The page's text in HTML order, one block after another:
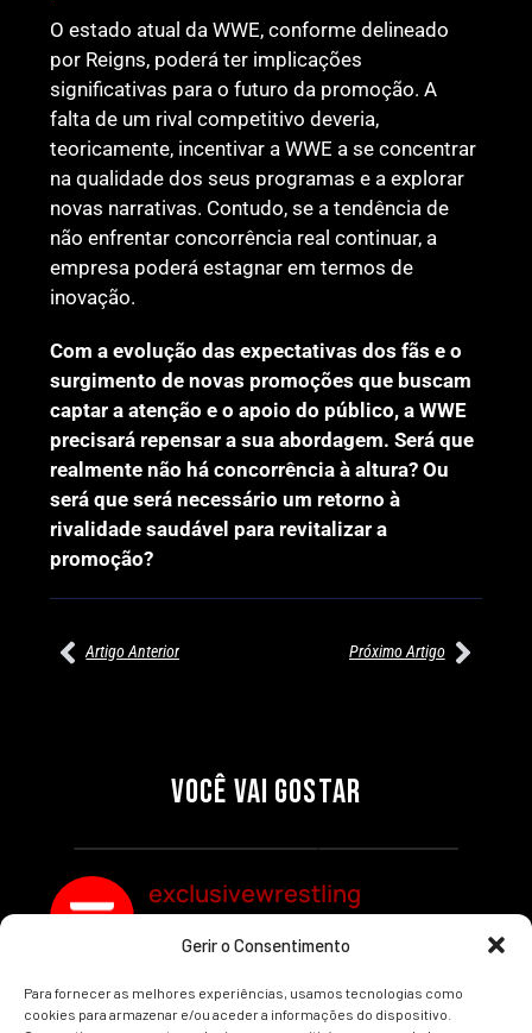
Gerir o Consentimento
Para fornecer as melhores experiências, usamos tecnologias como
cookies para armazenar e/ou aceder a informações do dispositivo.
O estado atual da WWE, conforme delineado
por Reigns, poderá ter implicações
significativas para o futuro da promoção. A
falta de um rival competitivo deveria,
teoricamente, incentivar a WWE a se concentrar
na qualidade dos seus programas e a explorar
novas narrativas. Contudo, se a tendência de
não enfrentar concorrência real continuar, a
empresa poderá estagnar em termos de
inovação.
Com a evolução das expectativas dos fãs e o
surgimento de novas promoções que buscam
captar a atenção e o apoio do público, a WWE
precisará repensar a sua abordagem. Será que
realmente não há concorrência à altura? Ou
será que será necessário um retorno à
rivalidade saudável para revitalizar a
promoção?
Artigo Anterior Próximo Artigo
VOCÊ VAI GOSTAR
SEGMENTOS A NÃO PERDER
Por exclusivewrestling
MUNDIAL FEMININO NA AEW
REDEMPTION
Por exclusivewrestling
exclusivewrestling
Ver mais Artigos